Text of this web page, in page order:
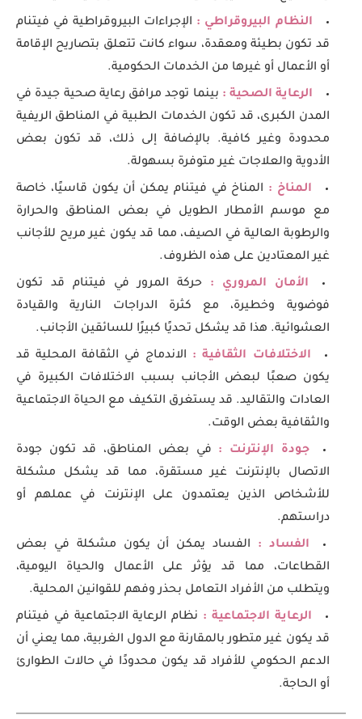
النظام البيروقراطي : الإجراءات البيروقراطية في فيتنام
قد تكون بطيئة ومعقدة، سواء كانت تتعلق بتصاريح الإقامة
أو الأعمال أو غيرها من الخدمات الحكومية.
الرعاية الصحية : بينما توجد مرافق رعاية صحية جيدة في
المدن الكبرى، قد تكون الخدمات الطبية في المناطق الريفية
محدودة وغير كافية. بالإضافة إلى ذلك، قد تكون بعض
الأدوية والعلاجات غير متوفرة بسهولة.
المناخ : المناخ في فيتنام يمكن أن يكون قاسيًا، خاصة
مع موسم الأمطار الطويل في بعض المناطق والحرارة
والرطوبة العالية في الصيف، مما قد يكون غير مريح للأجانب
غير المعتادين على هذه الظروف.
الأمان المروري : حركة المرور في فيتنام قد تكون
فوضوية وخطيرة، مع كثرة الدراجات النارية والقيادة
العشوائية. هذا قد يشكل تحديًا كبيرًا للسائقين الأجانب.
الاختلافات الثقافية : الاندماج في الثقافة المحلية قد
يكون صعبًا لبعض الأجانب بسبب الاختلافات الكبيرة في
العادات والتقاليد. قد يستغرق التكيف مع الحياة الاجتماعية
والثقافية بعض الوقت.
جودة الإنترنت : في بعض المناطق، قد تكون جودة
الاتصال بالإنترنت غير مستقرة، مما قد يشكل مشكلة
للأشخاص الذين يعتمدون على الإنترنت في عملهم أو
دراستهم.
الفساد : الفساد يمكن أن يكون مشكلة في بعض
القطاعات، مما قد يؤثر على الأعمال والحياة اليومية،
ويتطلب من الأفراد التعامل بحذر وفهم للقوانين المحلية.
الرعاية الاجتماعية : نظام الرعاية الاجتماعية في فيتنام
قد يكون غير متطور بالمقارنة مع الدول الغربية، مما يعني أن
الدعم الحكومي للأفراد قد يكون محدودًا في حالات الطوارئ
أو الحاجة.